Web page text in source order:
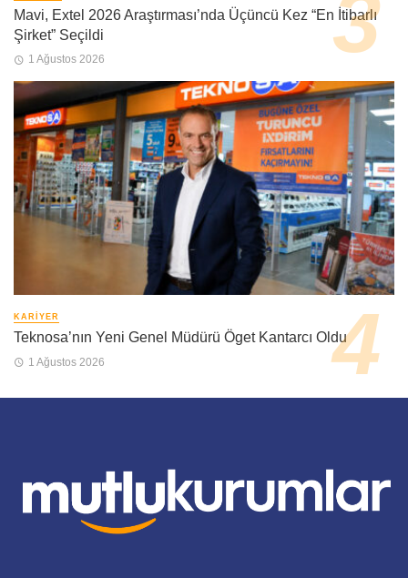
Mavi, Extel 2026 Araştırması’nda Üçüncü Kez “En İtibarlı
Şirket” Seçildi
1 Ağustos 2026
KARIYER
Teknosa’nın Yeni Genel Müdürü Öget Kantarcı Oldu
1 Ağustos 2026